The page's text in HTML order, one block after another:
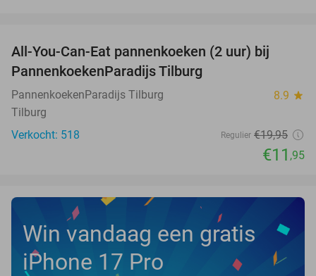
All-You-Can-Eat pannenkoeken (2 uur) bij
PannenkoekenParadijs Tilburg
PannenkoekenParadijs Tilburg 8.9 star
Tilburg
Verkocht: 518
Regulier €19,95
€11 ,95
Win vandaag een gratis
iPhone 17 Pro